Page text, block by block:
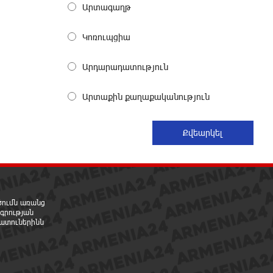
Բանկային գաղտնիքի ապօրինի
գործարարը
հայ է և չի վախենում
4 ժամ առաջ
Արտագաղթ
Կոռուպցիա
Արդարադատություն
Արտաքին քաղաքականություն
առանց